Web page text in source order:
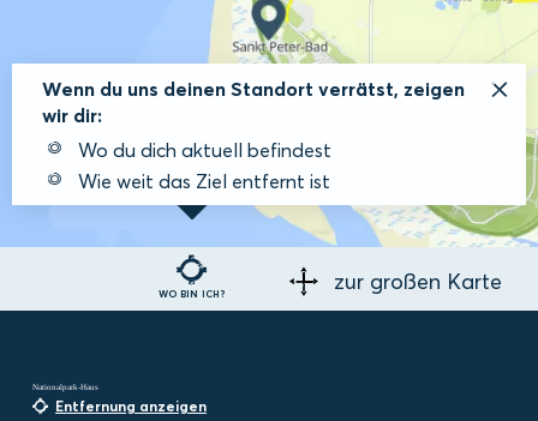
WO BIN ICH?
Wenn du uns deinen Standort verrätst, zeigen
wir dir:
Wo du dich aktuell befindest
Wie weit das Ziel entfernt ist
zur großen Karte
Nationalpark-Haus
Entfernung anzeigen